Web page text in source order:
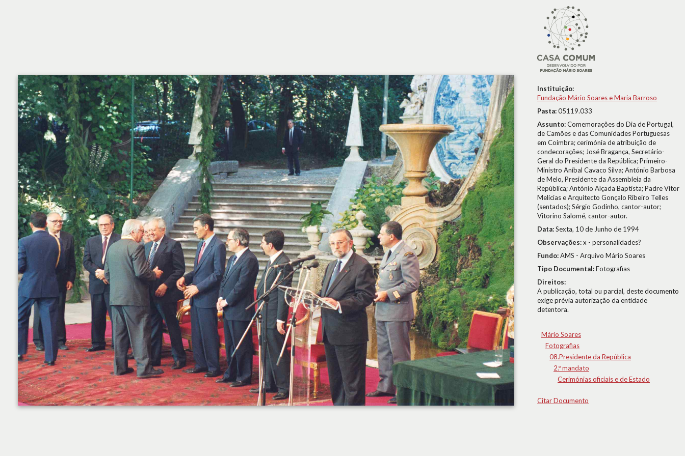
Instituição:
Fundação Mário Soares e Maria Barroso
Pasta:05119.033
Assunto:Comemorações do Dia de Portugal,
de Camões e das Comunidades Portuguesas
em Coimbra; cerimónia de atribuição de
condecorações; José Bragança, Secretário-
Geral do Presidente da República; Primeiro-
Ministro Aníbal Cavaco Silva; António Barbosa
de Melo, Presidente da Assembleia da
República; António Alçada Baptista; Padre Vítor
Melícias e Arquitecto Gonçalo Ribeiro Telles
(sentados); Sérgio Godinho, cantor-autor;
Vitorino Salomé, cantor-autor.
Data:Sexta, 10 de Junho de 1994
Observações:x - personalidades?
Fundo:AMS - Arquivo Mário Soares
Tipo Documental:Fotografias
Direitos:
A publicação, total ou parcial, deste documento
exige prévia autorização da entidade
detentora.
Mário Soares
Fotografias
08.Presidente da República
2.º mandato
Cerimónias oficiais e de Estado
Citar Documento